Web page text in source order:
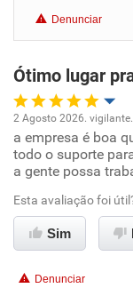
Benefícios
Denunciar
Ótimo lugar
Oportunidade de
Ambiente de
Conciliação com a
2 Agosto 2026.
a empresa é boa
todo o suporte
a gente possa
Esta avaliação foi
Sim
Denunciar